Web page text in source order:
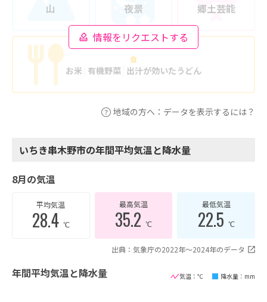
情報をリクエストする
山 夜景 郷土芸能
食
お米 有機野菜 出汁が効いたうどん
地域の方へ：データを表示するには？
いちき串木野市の年間平均気温と降水量
8月の気温
平均気温
28.4 ℃
最高気温
35.2 ℃
最低気温
22.5 ℃
出典：気象庁の2022年〜2024年のデータ
年間平均気温と降水量 気温：℃ 降水量：mm